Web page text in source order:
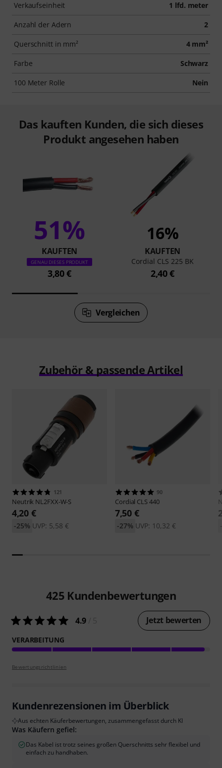
Verkaufseinheit 1 lfd. meter
Anzahl der Adern 2
Querschnitt in mm² 4 mm²
Farbe Schwarz
100 Meter Rolle Nein
Das kauften Kunden, die sich dieses
Produkt angesehen haben
51%
KAUFTEN
GENAU DIESES PRODUKT
3,80 €
16%
KAUFTEN
Cordial CLS 225 BK
2,40 €
Vergleichen
Zubehör & passende Artikel
121
Neutrik NL2FXX-W-S
4,20 €
UVP: 5,58 €
-25%
90
Cordial CLS 440
7,50 €
UVP: 10,32 €
-27%
425 Kundenbewertungen
4.9 Jetzt bewerten
VERARBEITUNG
Bewertungsrichtlinien
Kundenrezensionen im Überblick
Aus echten Käuferbewertungen, zusammengefasst durch KI
Was Käufern gefiel:
Das Kabel ist trotz seines großen Querschnitts sehr flexibel und
einfach zu handhaben.